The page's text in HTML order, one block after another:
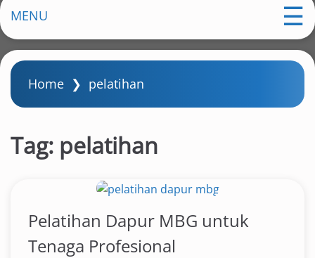
i
n
o
MENU
Home ❯ pelatihan
Tag: pelatihan
Pelatihan Dapur MBG untuk
Tenaga Profesional